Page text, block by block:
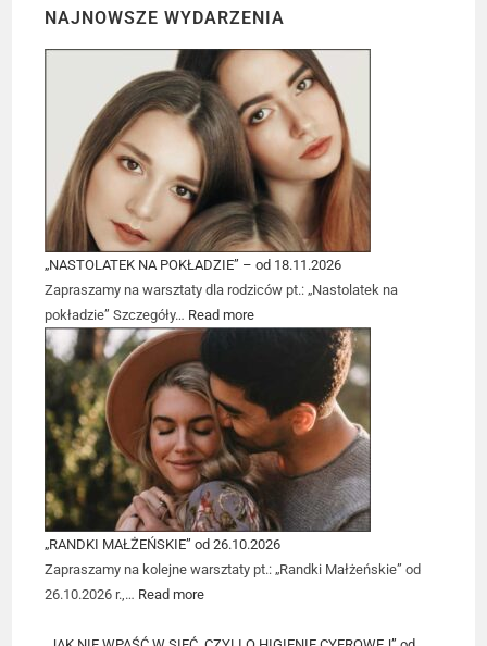
NAJNOWSZE WYDARZENIA
„NASTOLATEK NA POKŁADZIE” – od 18.11.2026
Zapraszamy na warsztaty dla rodziców pt.: „Nastolatek na
pokładzie” Szczegóły… Read more
„RANDKI MAŁŻEŃSKIE” od 26.10.2026
Zapraszamy na kolejne warsztaty pt.: „Randki Małżeńskie” od
26.10.2026 r.,… Read more